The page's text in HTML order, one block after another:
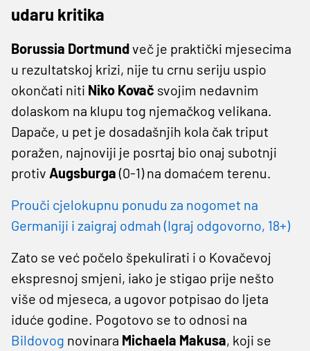
udaru kritika
Borussia Dortmundveč je praktički mjesecima
u rezultatskoj krizi, nije tu crnu seriju uspio
okončati niti Niko Kovač svojim nedavnim
dolaskom na klupu tog njemačkog velikana.
Dapače, u pet je dosadašnjih kola čak triput
poražen, najnoviji je posrtaj bio onaj subotnji
protiv Augsburga (0-1) na domaćem terenu.
Prouči cjelokupnu ponudu za nogomet na
Germaniji i zaigraj odmah (Igraj odgovorno, 18+)
Zato se već počelo špekulirati i o Kovačevoj
ekspresnoj smjeni, iako je stigao prije nešto
više od mjeseca, a ugovor potpisao do ljeta
iduće godine. Pogotovo se to odnosi na
Bildovog novinara Michaela Makusa, koji se